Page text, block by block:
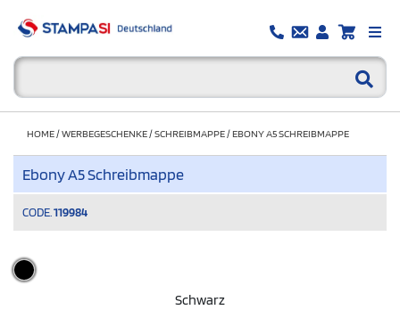
HOME/WERBEGESCHENKE/SCHREIBMAPPE/EBONY A5 SCHREIBMAPPE
Ebony A5 Schreibmappe
CODE. 119984
Schwarz